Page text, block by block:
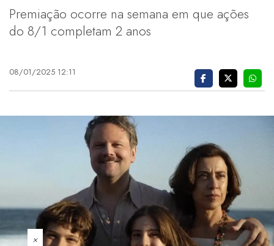
Premiação ocorre na semana em que ações
do 8/1 completam 2 anos
08/01/2025 12:11
×